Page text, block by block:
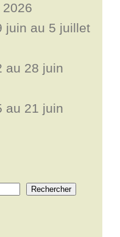
2026
juin au 5 juillet
au 28 juin
au 21 juin
Rechercher